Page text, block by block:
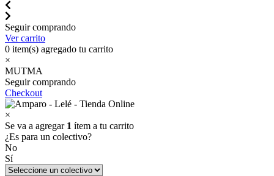
Seguir comprando
Ver carrito
0 item(s) agregado tu carrito
×
MUTMA
Seguir comprando
Checkout
×
Se va a agregar 1 ítem a tu carrito
¿Es para un colectivo?
No
Sí